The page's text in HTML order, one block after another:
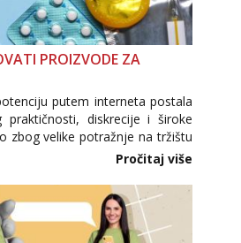
PROIZVODE ZA
putem interneta postala
diskrecije i široke
zbog velike potražnje na tržištu
proizvodi, nepouzdane
nepoznatog podrijetla. ...
Pročitaj više